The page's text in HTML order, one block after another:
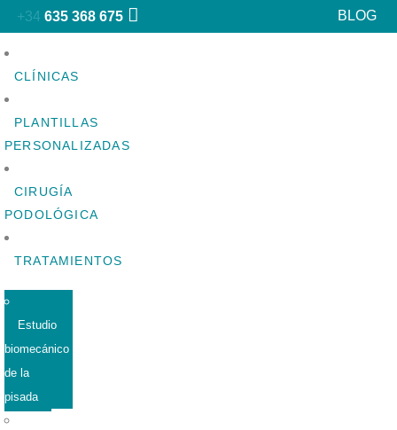
+34 635 368 675 BLOG
CLÍNICAS
PLANTILLAS
PERSONALIZADAS
CIRUGÍA
PODOLÓGICA
TRATAMIENTOS
Estudio
biomecánico
de la
pisada